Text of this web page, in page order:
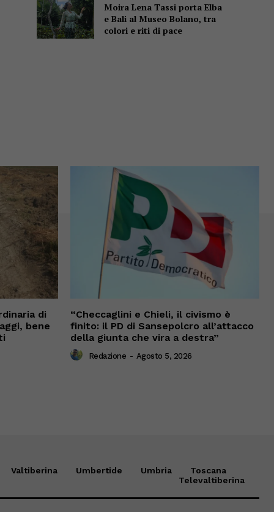
Moira Lena Tassi porta Elba
e Bali al Museo Bolano, tra
colori e riti di pace
di
bene
“Checcaglini e Chieli, il civismo è
finito: il PD di Sansepolcro all’attacco
della giunta che vira a destra”
Redazione - Agosto 5, 2026
Valtiberina Umbertide Umbria
Toscana
Televaltiberina